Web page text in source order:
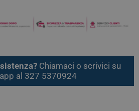
Chiamaci o scrivici su
al 327 5370924